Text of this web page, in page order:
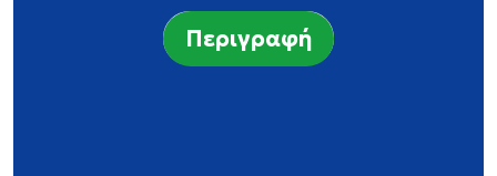
Περιγραφή